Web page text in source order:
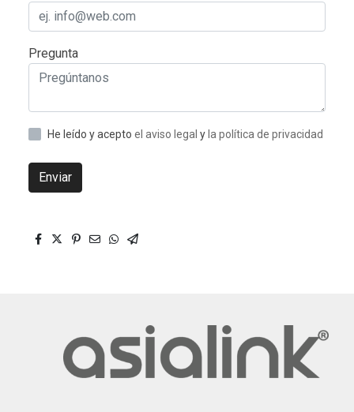
Pregunta
He leído y acepto el aviso legal y la política de privacidad
Enviar